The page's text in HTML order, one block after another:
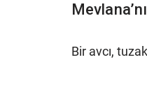
Bir avcı,